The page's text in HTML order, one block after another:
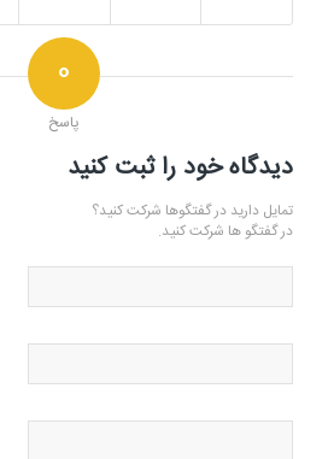
0
پاسخ
دیدگاه خود را ثبت کنید
تمایل دارید در گفتگوها شرکت کنید؟
در گفتگو ها شرکت کنید.